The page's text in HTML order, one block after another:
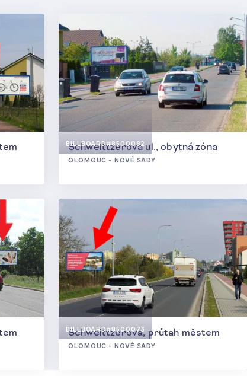
BILLBOARD#8500082
Schweittzerova ul., obytná zóna
OLOMOUC - NOVÉ SADY
BILLBOARD#8500073
Schweittzerova, průtah městem
OLOMOUC - NOVÉ SADY